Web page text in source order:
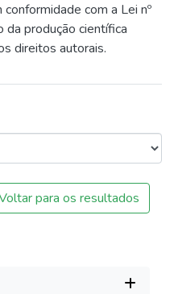
com a Lei nº
produção científica
direitos autorais.
para os resultados